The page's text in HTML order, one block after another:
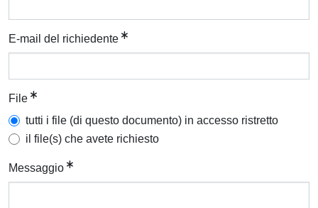
E-mail del richiedente
File
tutti i file (di questo documento) in accesso ristretto
il file(s) che avete richiesto
Messaggio